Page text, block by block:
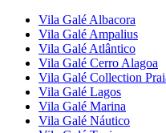
Vila Galé Albacora
Vila Galé Ampalius
Vila Galé Atlântico
Vila Galé Cerro Alagoa
Vila Galé Collection
Vila Galé Lagos
Vila Galé Marina
Vila Galé Náutico